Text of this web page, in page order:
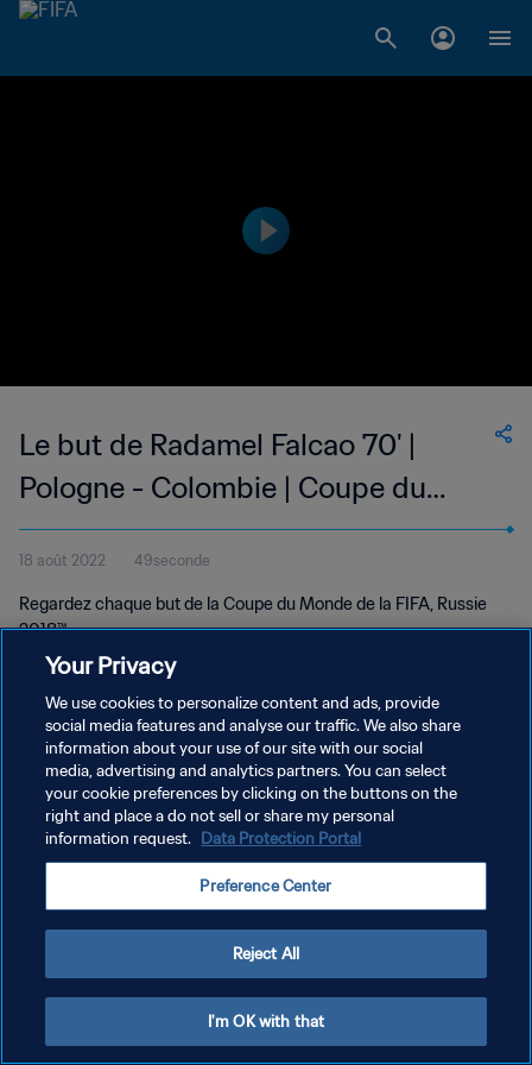
Le but de Radamel Falcao 70' |
Pologne - Colombie | Coupe du
Monde de la FIFA, Russie 2018™
18 août 2022 49seconde
Regardez chaque but de la Coupe du Monde de la FIFA, Russie
2018™.
POLITIQUE DE CONFIDENTIALITÉ
CONDITIONS D'UTILISATION
GÉRER VOS PRÉFÉRENCES SUR LES COOKIES
Your Privacy
We use cookies to personalize content and ads, provide
social media features and analyse our traffic. We also share
information about your use of our site with our social
media, advertising and analytics partners. You can select
your cookie preferences by clicking on the buttons on the
right and place a do not sell or share my personal
information request. Data Protection Portal
Preference Center
Reject All
I'm OK with that